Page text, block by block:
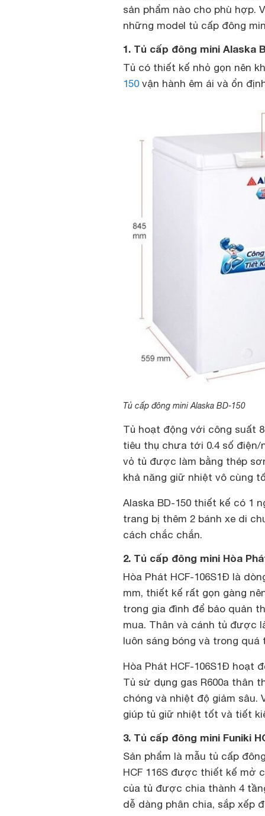
sản phẩm nào cho phù hợp.
những model tủ cấp đông
1. Tủ cấp đông mini Alaska
Tủ có thiết kế nhỏ gọn nên
150 vận hành êm ái và ổn
Tủ cấp đông mini Alaska BD-150
Tủ hoạt động với công suất
tiêu thụ chưa tới 0.4 số điện/
vỏ tủ được làm bằng thép
khả năng giữ nhiệt vô cùng
Alaska BD-150 thiết kế có 1
trang bị thêm 2 bánh xe di
cách chắc chắn.
2. Tủ cấp đông mini Hòa
Hòa Phát HCF-106S1Đ là
mm, thiết kế rất gọn gàng
trong gia đình để bảo quản
mua. Thân và cánh tủ được
luôn sáng bóng và trong
Hòa Phát HCF-106S1Đ hoạt
Tủ sử dụng gas R600a thân
chóng và nhiệt độ giảm sâu.
giúp tủ giữ nhiệt tốt và tiết
3. Tủ cấp đông mini Funiki
Sản phẩm là mẫu tủ cấp
HCF 116S được thiết kế
của tủ được chia thành 4
dễ dàng phân chia, sắp